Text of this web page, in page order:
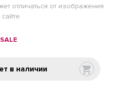
отличаться от изображения
сайте
SALE
в наличии